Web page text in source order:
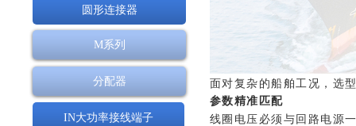
面对复杂的船舶工况，选
参数精准匹配
线圈电压必须与回路电源
圆形连接器
M系列
分配器
IN大功率接线端子